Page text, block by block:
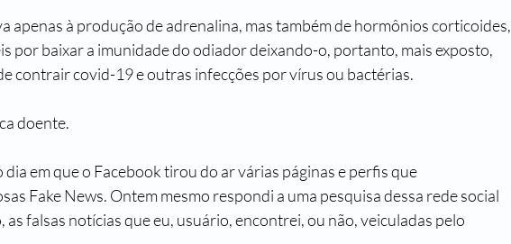
apenas à produção de adrenalina, mas também de hormônios corticoides,
por baixar a imunidade do odiador deixando-o, portanto, mais exposto,
contrair covid-19 e outras infecções por vírus ou bactérias.
doente.
dia em que o Facebook tirou do ar várias páginas e perfis que
Fake News. Ontem mesmo respondi a uma pesquisa dessa rede social
as falsas notícias que eu, usuário, encontrei, ou não, veiculadas pelo